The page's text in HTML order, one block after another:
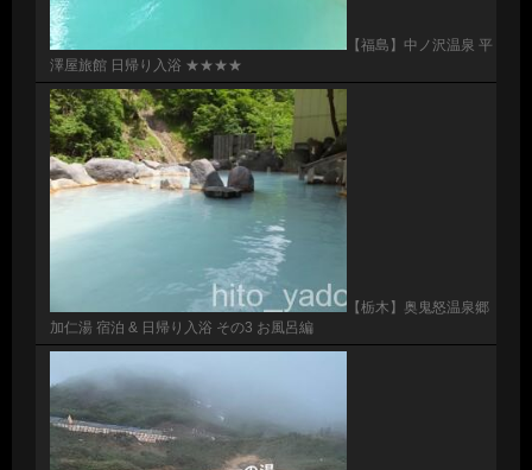
【福島】中ノ沢温泉 平
澤屋旅館 日帰り入浴 ★★★★
【栃木】奥鬼怒温泉郷
加仁湯 宿泊 & 日帰り入浴 その3 お風呂編